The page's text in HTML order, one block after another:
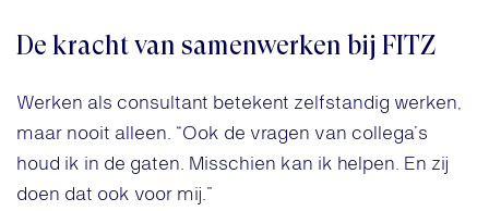
De kracht van samenwerken bij FITZ
Werken als consultant betekent zelfstandig werken,
maar nooit alleen. “Ook de vragen van collega’s
houd ik in de gaten. Misschien kan ik helpen. En zij
doen dat ook voor mij.”